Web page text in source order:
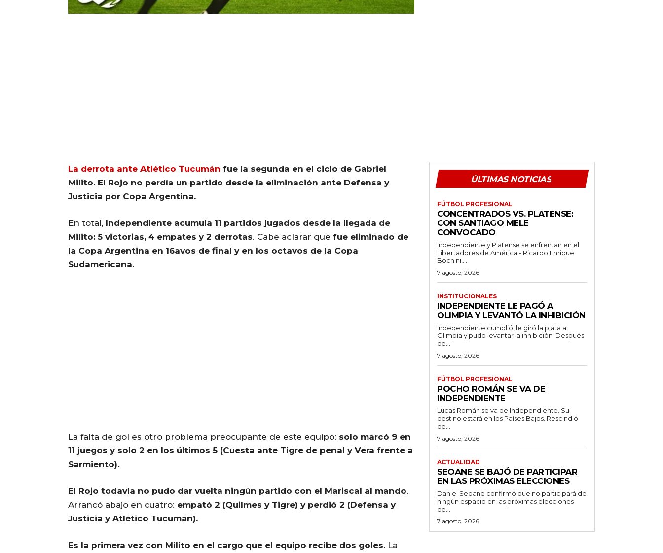
La derrota ante Atlético Tucumán fue la segunda en el ciclo de Gabriel
Milito. El Rojo no perdía un partido desde la eliminación ante Defensa y
Justicia por Copa Argentina.
En total, Independiente acumula 11 partidos jugados desde la llegada de
Milito: 5 victorias, 4 empates y 2 derrotas. Cabe aclarar que fue eliminado de
la Copa Argentina en 16avos de final y en los octavos de la Copa
Sudamericana.
La falta de gol es otro problema preocupante de este equipo: solo marcó 9 en
11 juegos y solo 2 en los últimos 5 (Cuesta ante Tigre de penal y Vera frente a
Sarmiento).
El Rojo todavía no pudo dar vuelta ningún partido con el Mariscal al mando.
Arrancó abajo en cuatro: empató 2 (Quilmes y Tigre) y perdió 2 (Defensa y
Justicia y Atlético Tucumán).
Es la primera vez con Milito en el cargo que el equipo recibe dos goles. La
ÚLTIMAS NOTICIAS
FÚTBOL PROFESIONAL
CONCENTRADOS VS. PLATENSE:
CON SANTIAGO MELE
CONVOCADO
Independiente y Platense se enfrentan en el
Libertadores de América - Ricardo Enrique
Bochini,...
7 agosto, 2026
INSTITUCIONALES
INDEPENDIENTE LE PAGÓ A
OLIMPIA Y LEVANTÓ LA INHIBICIÓN
Independiente cumplió, le giró la plata a
Olimpia y pudo levantar la inhibición. Después
de...
7 agosto, 2026
FÚTBOL PROFESIONAL
POCHO ROMÁN SE VA DE
INDEPENDIENTE
Lucas Román se va de Independiente. Su
destino estará en los Países Bajos. Rescindió
de...
7 agosto, 2026
ACTUALIDAD
SEOANE SE BAJÓ DE PARTICIPAR
EN LAS PRÓXIMAS ELECCIONES
Daniel Seoane confirmó que no participará de
ningún espacio en las próximas elecciones
de...
7 agosto, 2026